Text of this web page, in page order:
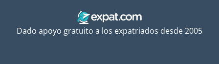
Dado apoyo gratuito a los expatriados desde 2005